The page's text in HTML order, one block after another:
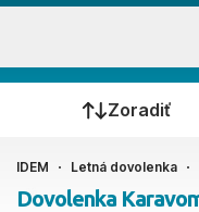
Kedy cestujete?
Ako cestujete?
Zoradiť
IDEM Letná dovolenka
Dovolenka